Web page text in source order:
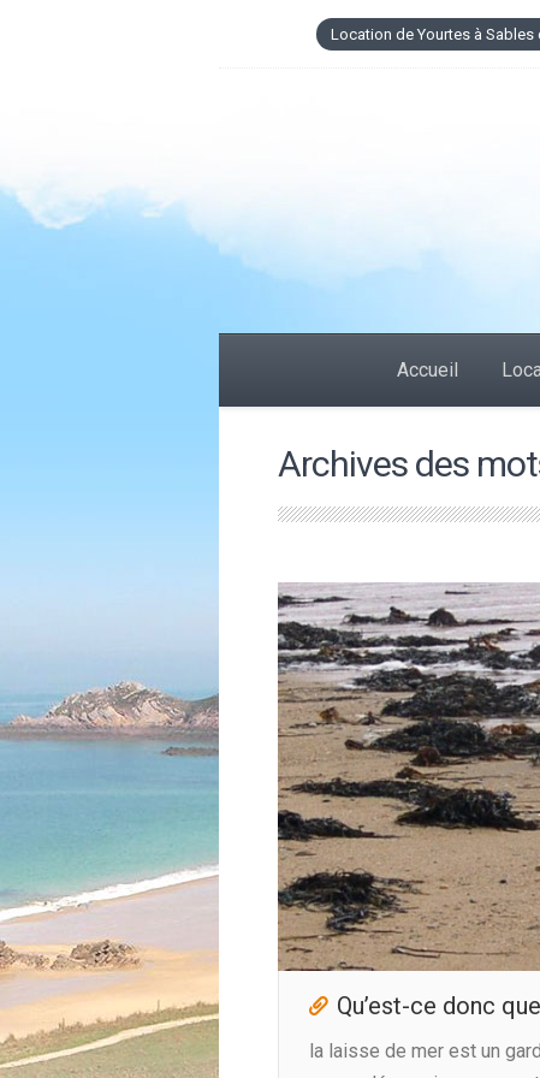
Location de Yourtes à Sables
Accueil
Archives des
Qu’est-ce donc
la laisse de mer est un